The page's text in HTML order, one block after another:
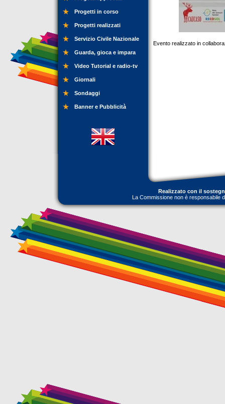
Progetti in corso
Progetti realizzati
Servizio Civile Nazionale
Guarda, gioca e impara
Video Tutorial e radio-tv
Giornali
Sondaggi
Banner e Pubblicità
Evento realizzato in
Realizzato con il
La Commissione non è responsabile